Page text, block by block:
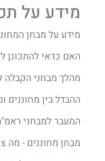
מידע על
מידע על מבחן
האם כדאי להתכונן
מהלך מבחני הקבלה
ההבדל בין מחוננים
המעבר למבחני
מבחן מחוננים - מה